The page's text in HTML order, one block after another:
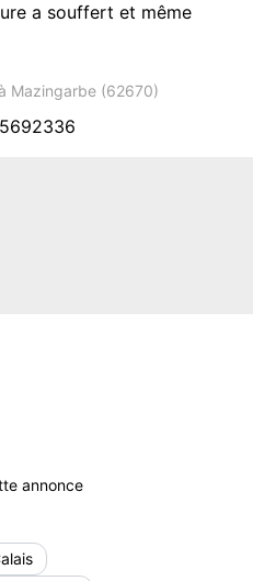
a souffert et même
Mazingarbe (62670)
annonce